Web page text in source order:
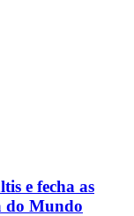
e fecha as
do Mundo